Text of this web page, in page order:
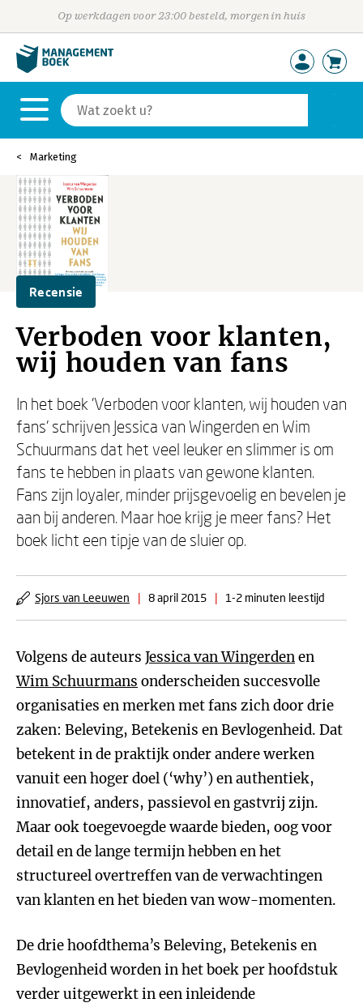
Op werkdagen voor 23:00 besteld, morgen in huis
Marketing
Recensie
Verboden voor klanten,
wij houden van fans
In het boek 'Verboden voor klanten, wij houden van
fans' schrijven Jessica van Wingerden en Wim
Schuurmans dat het veel leuker en slimmer is om
fans te hebben in plaats van gewone klanten.
Fans zijn loyaler, minder prijsgevoelig en bevelen je
aan bij anderen. Maar hoe krijg je meer fans? Het
boek licht een tipje van de sluier op.
Sjors van Leeuwen | 8 april 2015 | 1-2 minuten leestijd
Volgens de auteurs Jessica van Wingerdenen
Wim Schuurmans onderscheiden succesvolle
organisaties en merken met fans zich door drie
zaken: Beleving, Betekenis en Bevlogenheid. Dat
betekent in de praktijk onder andere werken
vanuit een hoger doel (‘why’) en authentiek,
innovatief, anders, passievol en gastvrij zijn.
Maar ook toegevoegde waarde bieden, oog voor
detail en de lange termijn hebben en het
structureel overtreffen van de verwachtingen
van klanten en het bieden van wow-momenten.
De drie hoofdthema’s Beleving, Betekenis en
Bevlogenheid worden in het boek per hoofdstuk
verder uitgewerkt in een inleidende